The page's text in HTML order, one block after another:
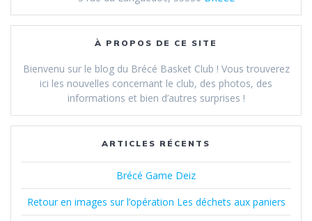
À PROPOS DE CE SITE
Bienvenu sur le blog du Brécé Basket Club ! Vous trouverez
ici les nouvelles concernant le club, des photos, des
informations et bien d’autres surprises !
ARTICLES RÉCENTS
Brécé Game Deiz
Retour en images sur l’opération Les déchets aux paniers